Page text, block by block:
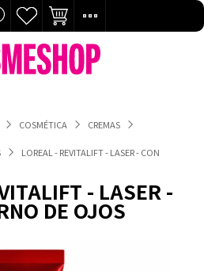
COSMÉTICA CREMAS
LOREAL - REVITALIFT - LASER - CONTORNO
- LASER -
DE OJOS